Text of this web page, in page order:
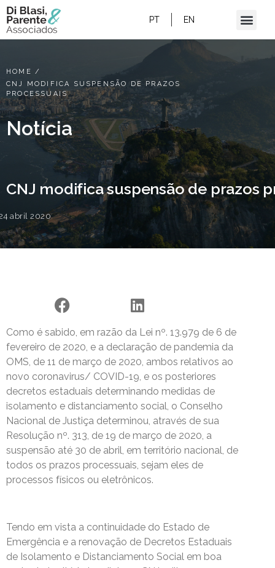
PT EN
HOME /
CNJ MODIFICA SUSPENSÃO DE PRAZOS
PROCESSUAIS
Notícia
CNJ modifica suspensão de prazos
abril 2020
Como é sabido, em razão da Lei nº. 13.979 de 6 de
fevereiro de 2020, e a declaração de pandemia da
OMS, de 11 de março de 2020, ambos relativos ao
novo coronavirus/ COVID-19, e os posteriores
decretos estaduais determinando medidas de
isolamento e distanciamento social, o Conselho
Nacional de Justiça determinou, através de sua
Resolução nº. 313, de 19 de março de 2020, a
suspensão até 30 de abril, em território nacional, de
todos os prazos processuais, sejam eles de
processos físicos ou eletrônicos.
Tendo em vista a continuidade do Estado de
Emergência e a renovação de Decretos Estaduais
de Isolamento e Distanciamento Social em boa